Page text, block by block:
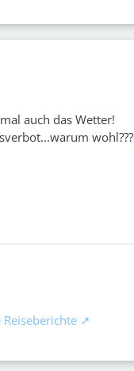
auch das Wetter!
wohl???
Reiseberichte